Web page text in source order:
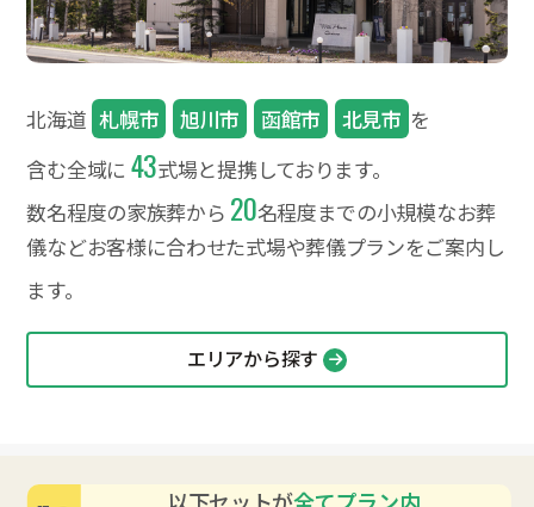
北海道 札幌市 旭川市 函館市 北見市 を
含む全域に 43式場と提携しております。
数名程度の家族葬から 20名程度までの小規模なお葬
儀などお客様に合わせた式場や葬儀プランをご案内し
ます。
エリアから探す
以下セットが全てプラン内